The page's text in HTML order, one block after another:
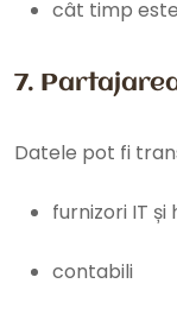
cât timp
7.
Datele pot fi
furnizori IT și
contabili